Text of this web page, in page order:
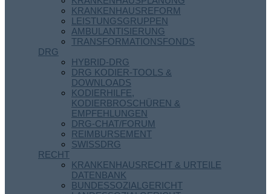
KRANKENHAUSREFORM
LEISTUNGSGRUPPEN
AMBULANTISIERUNG
TRANSFORMATIONSFONDS
DRG
HYBRID-DRG
DRG KODIER-TOOLS &
DOWNLOADS
KODIERHILFE,
KODIERBROSCHÜREN &
EMPFEHLUNGEN
DRG-CHAT/FORUM
REIMBURSEMENT
SWISSDRG
RECHT
KRANKENHAUSRECHT & URTEILE
DATENBANK
BUNDESSOZIALGERICHT